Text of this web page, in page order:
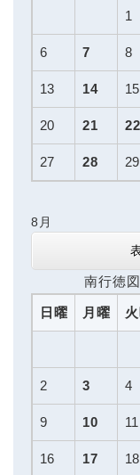
1
6 7 8
13 14 15
20 21 22
27 28 29
8月
南行徳
日曜 月曜
2 3 4
9 10 11
16 17 18